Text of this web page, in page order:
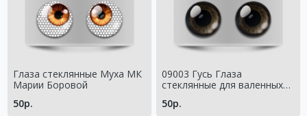
Глаза стеклянные Муха МК
Марии Боровой
50р.
09003 Гусь Глаза
стеклянные для валенных
50р.